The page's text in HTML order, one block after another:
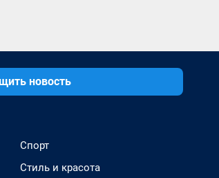
новость
Спорт
Стиль и красота